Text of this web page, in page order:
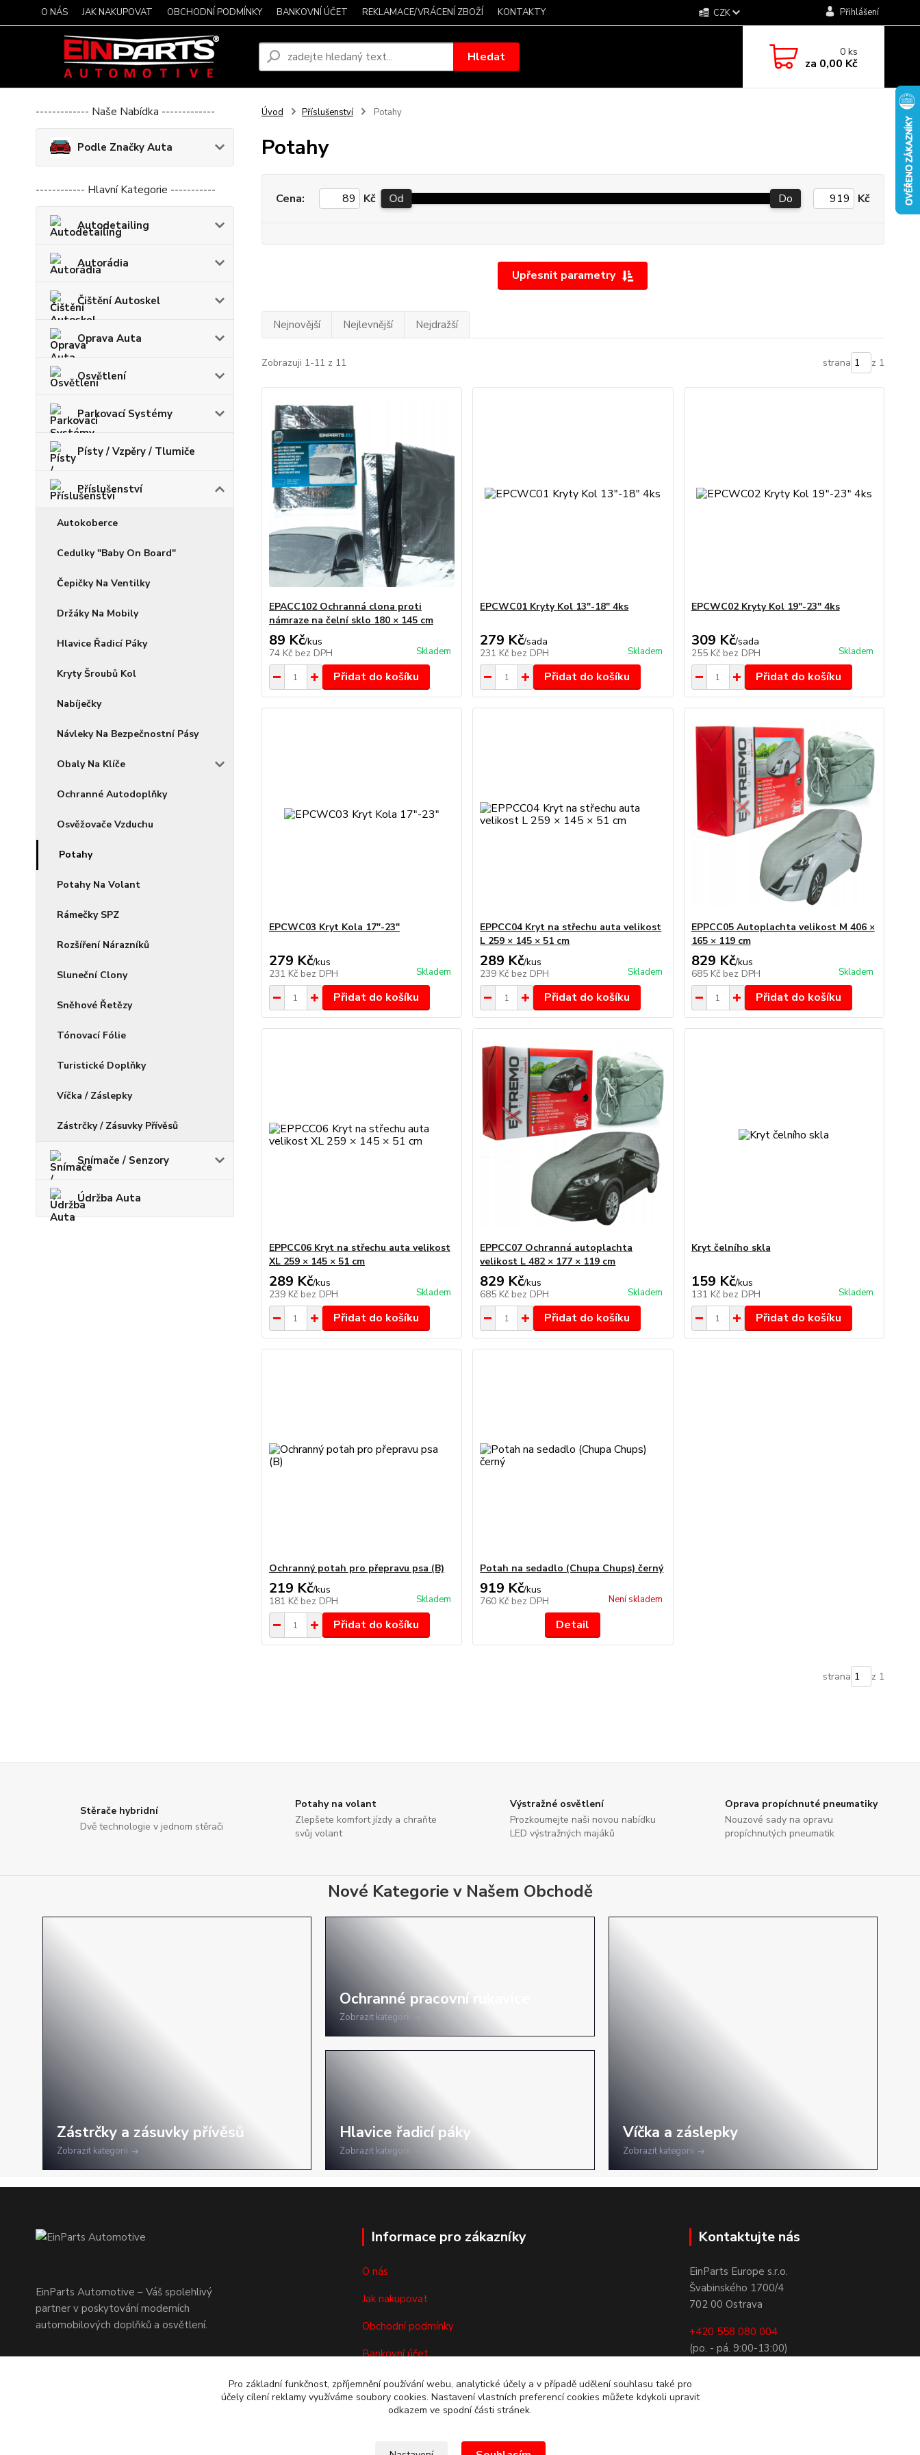
O NÁS JAK NAKUPOVAT OBCHODNÍ PODMÍNKY BANKOVNÍ ÚČET REKLAMACE/VRÁCENÍ ZBOŽÍ KONTAKTY CZK Přihlášení
Hledat 0ks
za 0,00 Kč
------------- Naše Nabídka -------------
Podle Značky Auta
------------ Hlavní Kategorie -----------
Autodetailing
Autorádia
Čištění Autoskel
Oprava Auta
Osvětlení
Parkovací Systémy
Písty / Vzpěry / Tlumiče
Příslušenství
Autokoberce
Cedulky "Baby On Board"
Čepičky Na Ventilky
Držáky Na Mobily
Hlavice Řadicí Páky
Kryty Šroubů Kol
Nabíječky
Návleky Na Bezpečnostní Pásy
Obaly Na Klíče
Ochranné Autodoplňky
Osvěžovače Vzduchu
Potahy
Potahy Na Volant
Rámečky SPZ
Rozšíření Nárazníků
Sluneční Clony
Sněhové Řetězy
Tónovací Fólie
Turistické Doplňky
Víčka / Záslepky
Zástrčky / Zásuvky Přívěsů
Snímače / Senzory
Údržba Auta
Úvod Příslušenství Potahy
Potahy
Upřesnit parametry
Cena: Kč Od Do Kč
Nejnovější Nejlevnější Nejdražší
Zobrazuji 1-11 z 11 strana z 1
EPACC102 Ochranná clona proti
námraze na čelní sklo 180 × 145 cm
89 Kč/kus
74 Kč bez DPH Skladem
Přidat do košíku
EPCWC01 Kryty Kol 13"-18" 4ks
279 Kč/sada
231 Kč bez DPH Skladem
Přidat do košíku
EPCWC02 Kryty Kol 19"-23" 4ks
309 Kč/sada
255 Kč bez DPH Skladem
Přidat do košíku
EPCWC03 Kryt Kola 17"-23"
279 Kč/kus
231 Kč bez DPH Skladem
Přidat do košíku
EPPCC04 Kryt na střechu auta velikost
L 259 × 145 × 51 cm
289 Kč/kus
239 Kč bez DPH Skladem
Přidat do košíku
EPPCC05 Autoplachta velikost M 406 ×
165 × 119 cm
829 Kč/kus
685 Kč bez DPH Skladem
Přidat do košíku
EPPCC06 Kryt na střechu auta velikost
XL 259 × 145 × 51 cm
289 Kč/kus
239 Kč bez DPH Skladem
Přidat do košíku
EPPCC07 Ochranná autoplachta
velikost L 482 × 177 × 119 cm
829 Kč/kus
685 Kč bez DPH Skladem
Přidat do košíku
Kryt čelního skla
159 Kč/kus
131 Kč bez DPH Skladem
Přidat do košíku
Ochranný potah pro přepravu psa (B)
219 Kč/kus
181 Kč bez DPH Skladem
Přidat do košíku
Potah na sedadlo (Chupa Chups) černý
919 Kč/kus
760 Kč bez DPH Není skladem
Detail
strana z 1
Stěrače hybridní
Dvě technologie v jednom stěrači
Potahy na volant
Zlepšete komfort jízdy a chraňte
svůj volant
Výstražné osvětlení
Prozkoumejte naši novou nabídku
LED výstražných majáků
Oprava propíchnuté pneumatiky
Nouzové sady na opravu
propíchnutých pneumatik
Nové Kategorie v Našem Obchodě
Zobrazit kategorii
Zobrazit kategorii
Zobrazit kategorii Zobrazit kategorii
EinParts Automotive – Váš spolehlivý
partner v poskytování moderních
automobilových doplňků a osvětlení.
Informace pro zákazníky
O nás
Jak nakupovat
Obchodní podmínky
Bankovní účet
Reklamace/vrácení zboží
Kontakty
Kontaktujte nás
EinParts Europe s.r.o.
Švabinského 1700/4
702 00 Ostrava
+420 558 080 004
(po. - pá. 9:00-13:00)
Pro základní funkčnost, zpříjemnění používání webu, analytické účely a v případě udělení souhlasu také pro
účely cílení reklamy využíváme soubory cookies. Nastavení vlastních preferencí cookies můžete kdykoli upravit
odkazem ve spodní části stránek.